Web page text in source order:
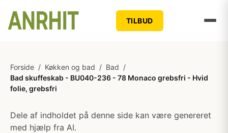
TILBUD
Forside / Køkken og bad / Bad /
Bad skuffeskab - BU040-236 - 78 Monaco grebsfri - Hvid
folie, grebsfri
Dele af indholdet på denne side kan være genereret
med hjælp fra AI.